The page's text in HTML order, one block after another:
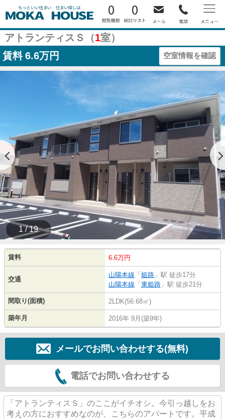
0 0
アトランティスＳ（1室）
賃料 6.6万円 空室情報を確認
1 / 19
賃料 6.6万円
交通
山陽本線 「 姫路 」駅 徒歩17分
山陽本線 「 東姫路 」駅 徒歩21分
間取り(面積) 2LDK(56.68㎡)
築年月 2016年 9月(築9年)
メールでお問い合わせする(無料)
電話でお問い合わせする
「アトランティスＳ」のここがイチオシ。今引っ越しをお
考えの方におすすめなのが、こちらのアパートです。平成